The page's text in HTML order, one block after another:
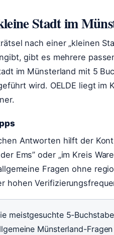
Stadt im
nach einer „kleinen
gibt es mehrere
im Münsterland mit 5
wird. OELDE liegt im
Antworten hilft der
Ems” oder „im Kreis
Fragen ohne
hohen
meistgesuchte 5-
Münsterland-